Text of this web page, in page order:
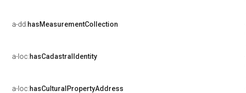
a-dd:hasMeasurementCollection
a-loc:hasCadastralIdentity
a-loc:hasCulturalPropertyAddress